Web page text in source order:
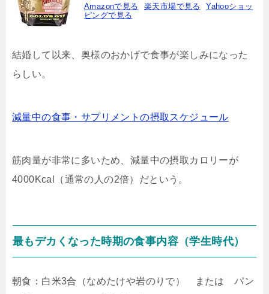
Amazonで見る 楽天市場で見る
Yahooショッ
ピングで見る
結婚して以来、奥様のおかげで食事が楽しみになった
らしい。
減量中の食事・サプリメントの摂取スケジュール
筋肉量が非常に多いため、減量中の摂取カロリーが
4000Kcal（通常の人の2倍）だという。
最もデカくなった時期の食事内容（学生時代）
朝食：白米3合（なめたけや岩のりで） または パン